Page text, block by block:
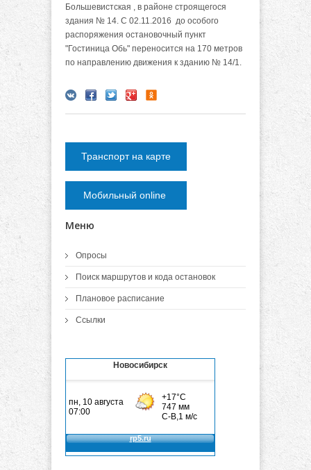
Большевистская , в районе строящегося
здания № 14. С 02.11.2016 до особого
распоряжения остановочный пункт
"Гостиница Обь" переносится на 170 метров
по направлению движения к зданию № 14/1.
Транспорт на карте
Мобильный online
Меню
Опросы
Поиск маршрутов и кода остановок
Плановое расписание
Ссылки
Новосибирск